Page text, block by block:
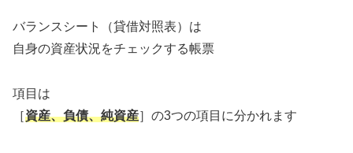
バランスシート（貸借対照表）は
自身の資産状況をチェックする帳票
項目は
［資産、負債、純資産］の3つの項目に分かれます